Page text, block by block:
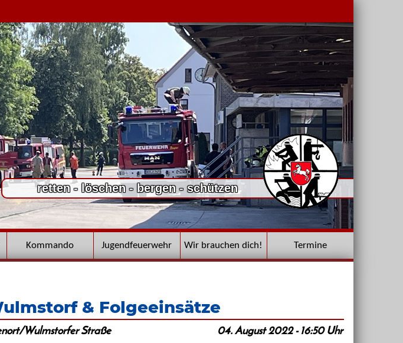
retten - löschen - bergen - schützen
Kommando Jugendfeuerwehr Wir brauchen dich! Termine
& Folgeeinsätze
04. August 2022 - 16:50 Uhr
Wulmstorfer Straße